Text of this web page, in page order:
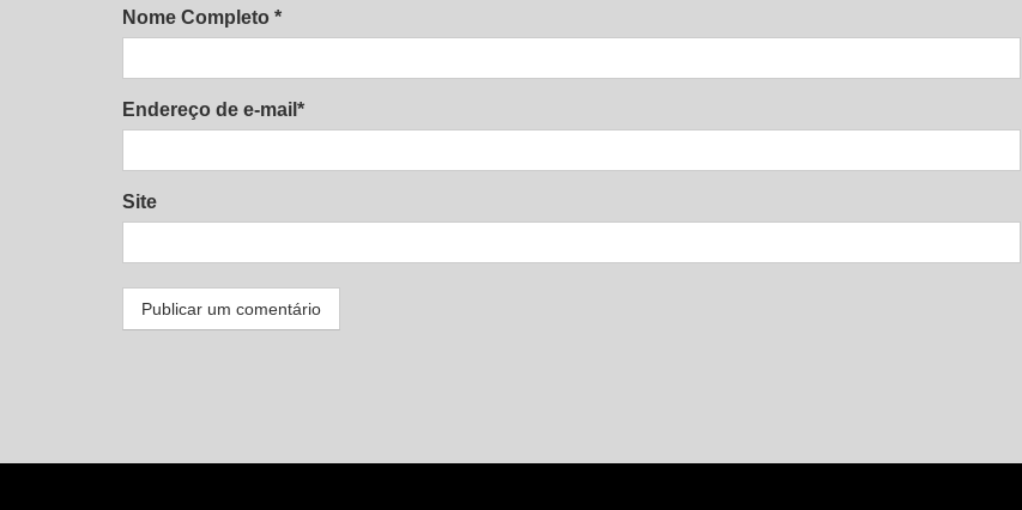
Nome Completo *
Endereço de e-mail*
Site